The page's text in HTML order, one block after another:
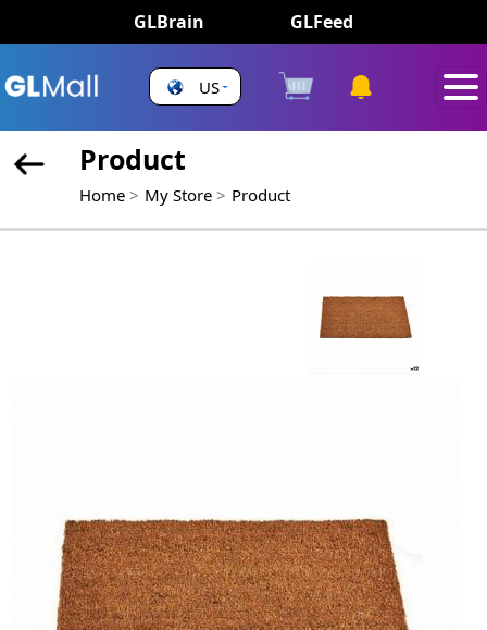
GLBrain GLFeed
US
Product
Home My Store Product